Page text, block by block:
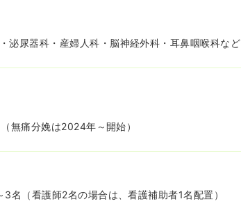
泌尿器科・産婦人科・脳神経外科・耳鼻咽喉科など
無痛分娩は2024年～開始）
名（看護師2名の場合は、看護補助者1名配置）